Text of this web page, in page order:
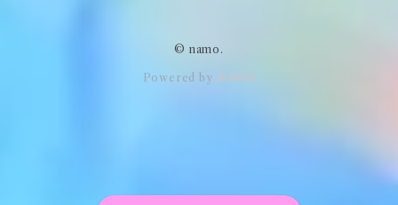
© namo.
Powered by